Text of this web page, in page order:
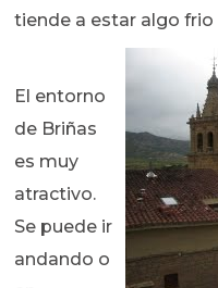
tiende a estar algo frio
El entorno
de Briñas
es muy
atractivo.
Se puede ir
andando o